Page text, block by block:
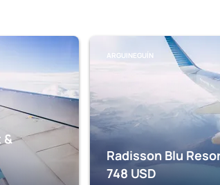
&
ARGUINEGUÍN
Radisson Blu
748 USD